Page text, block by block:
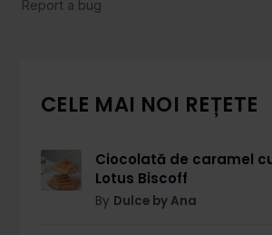
CELE MAI NOI REȚETE
Ciocolată de caramel
Lotus Biscoff
By Dulce by Ana